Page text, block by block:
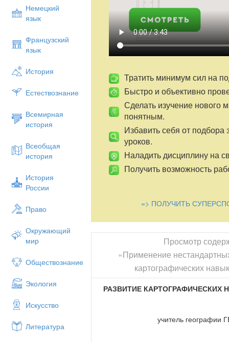
Немецкий
язык
Французский
язык
История
Естествознание
Всемирная
история
Всеобщая
история
История
России
Право
Окружающий
мир
Обществознание
Экология
Искусство
Литература
Тратить минимум сил на
Быстро и объективно
Сделать изучение нового
понятным.
Избавить себя от подбора
уроков.
Наладить дисциплину на
Получить возможность
=> ПОЛУЧИТЬ
Просмотр
«Применение
картографических
РАЗВИТИЕ КАРТОГРАФИЧЕСКИХ
учитель